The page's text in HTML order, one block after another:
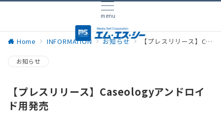
menu
Home INFORMATION お知らせ 【プレスリリース】Caseologyアンドロイド用発売
お知らせ
【プレスリリース】Caseologyアンドロイ
ド用発売